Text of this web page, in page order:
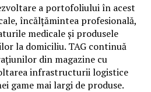
a portofoliului în acest
încălțămintea profesională,
medicale și produsele
la domiciliu. TAG continuă
din magazine cu
infrastructurii logistice
game mai largi de produse.